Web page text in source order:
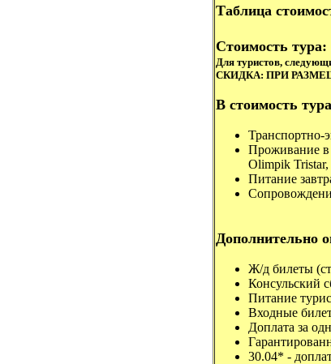
Таблица
Стоимость тура:
Для туристов,
СКИДКА: ПРИ
В стоимость
Транспортно-
Проживание в
Olimpik
Питание
Дополнительно
Ж/д билеты
Консульский
Питание
Входные
Доплата за
30.04* -